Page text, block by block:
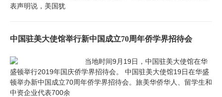
表声明说，美国犹
中国驻美大使馆举行新中国成立70周年侨学界招待会
当地时间9月19日，中国驻美大使馆在华
盛顿举行2019年国庆侨学界招待会。 中国驻美大使馆19日在华盛
顿举办新中国成立70周年侨学界招待会。旅美华侨华人、留学生和
中资企业代表700余